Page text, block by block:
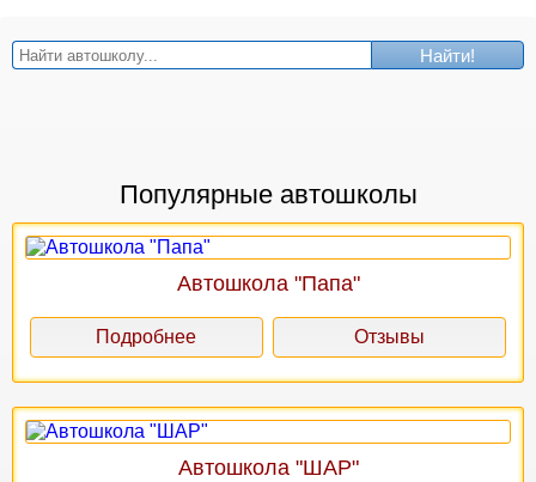
Найти!
Популярные автошколы
Автошкола "Папа"
Подробнее Отзывы
Автошкола "ШАР"